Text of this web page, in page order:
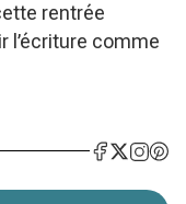
rentrée
l’écriture comme